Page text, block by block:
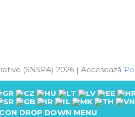
(SNSPA) 2026 | Accesează